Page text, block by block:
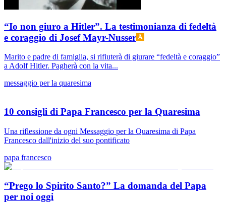
“Io non giuro a Hitler”. La testimonianza di fedeltà
e coraggio di Josef Mayr-Nusser
Marito e padre di famiglia, si rifiuterà di giurare “fedeltà e coraggio”
a Adolf Hitler. Pagherà con la vita...
messaggio per la quaresima
10 consigli di Papa Francesco per la Quaresima
Una riflessione da ogni Messaggio per la Quaresima di Papa
Francesco dall'inizio del suo pontificato
papa francesco
“Prego lo Spirito Santo?” La domanda del Papa
per noi oggi